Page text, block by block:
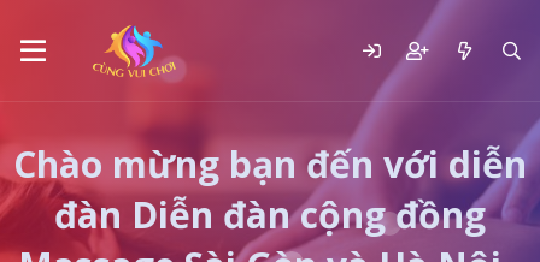
Chào mừng bạn đến với diễn
đàn Diễn đàn cộng đồng